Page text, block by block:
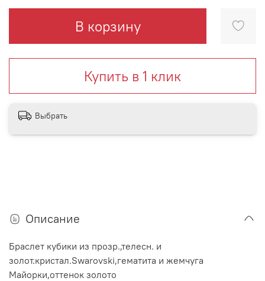
В корзину
Купить в 1 клик
Выбрать
Описание
Браслет кубики из прозр.,телесн. и
золот.кристал.Swarovski,гематита и жемчуга
Майорки,оттенок золото